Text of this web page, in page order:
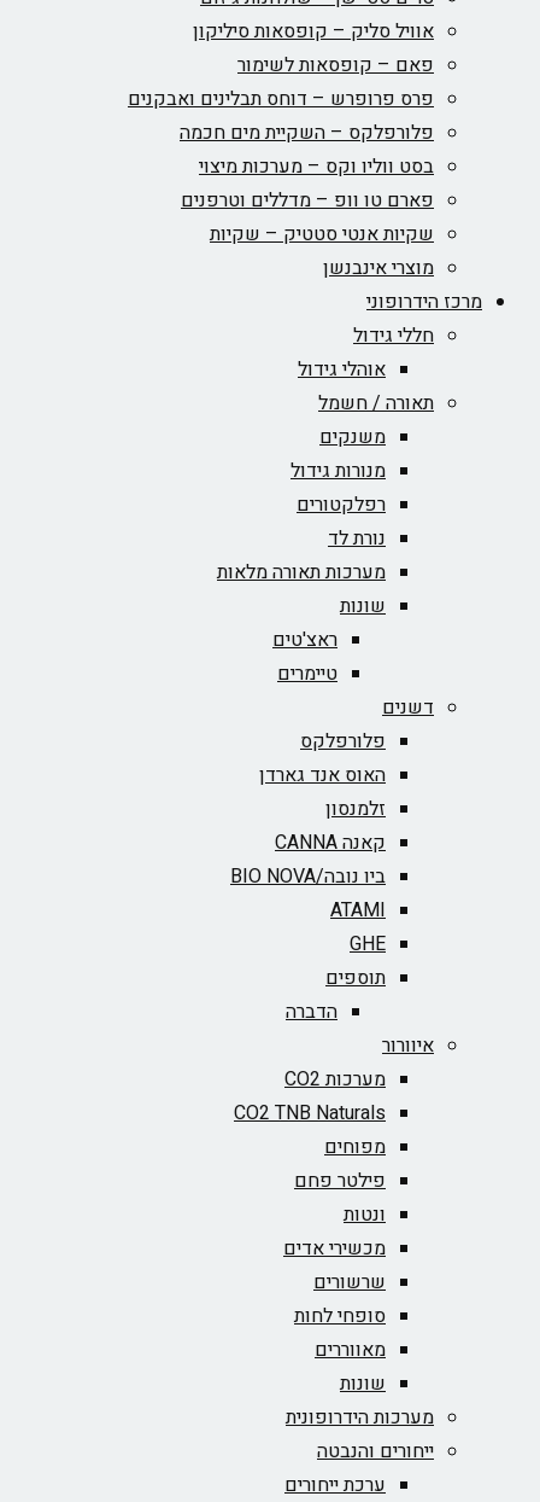
אוויל סליק – קופסאות סיליקון
פאם – קופסאות לשימור
פרס פרופרש – דוחס תבלינים ואבקנים
פלורפלקס – השקיית מים חכמה
בסט ווליו וקס – מערכות מיצוי
פארם טו וופ – מדללים וטרפנים
שקיות אנטי סטטיק – שקיות
מוצרי אינבנשן
מרכז הידרופוני
חללי גידול
אוהלי גידול
תאורה / חשמל
משנקים
מנורות גידול
רפלקטורים
נורת לד
מערכות תאורה מלאות
שונות
ראצ'טים
טיימרים
דשנים
פלורפלקס
האוס אנד גארדן
זלמנסון
קאנה CANNA
ביו נובה/BIO NOVA‏
ATAMI
GHE
תוספים
הדברה
איוורור
מערכות CO2
CO2 TNB Naturals
מפוחים
פילטר פחם
ונטות
מכשירי אדים
שרשורים
סופחי לחות
מאווררים
שונות
מערכות הידרופונית
ייחורים והנבטה
ערכת ייחורים